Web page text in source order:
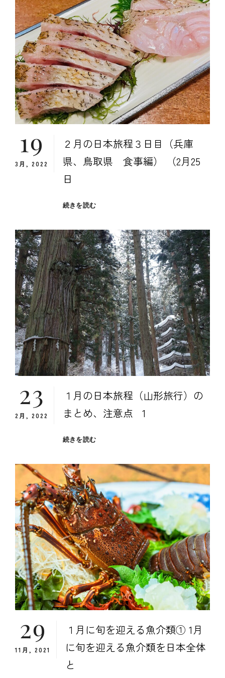
程
１
日
目
（広
島
県
食
事
編）
19
3月, 2022
２月の日本旅程３日目（兵庫
県、鳥取県 食事編） （2月25
日
続きを読む２
日
本
旅
程
３
日
目
（兵
庫
県、
鳥
取
県
食
編）
23
2月, 2022
１月の日本旅程（山形旅行）の
まとめ、注意点 1
続きを読む１
本
旅
程
（山
形
旅
行）
の
ま
と
め、
注
意
29
11月, 2021
１月に旬を迎える魚介類① 1月
に旬を迎える魚介類を日本全体
と